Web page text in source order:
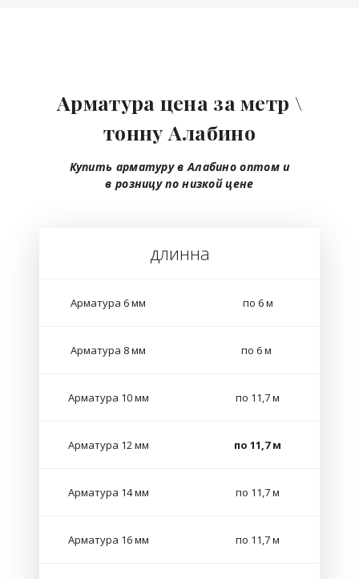
Арматура цена за метр \
тонну Алабино
Купить арматуру в Алабинооптоми
в розницупо низкой цене
длинна
Арматура 6 мм по 6 м
Арматура 8 мм по 6 м
Арматура 10 мм по 11,7 м
Арматура 12 мм по 11,7 м
Арматура 14 мм по 11,7 м
Арматура 16 мм по 11,7 м